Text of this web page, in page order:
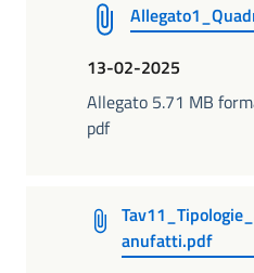
13-02-2025
Allegato 5.71 MB
pdf
anufatti.pdf